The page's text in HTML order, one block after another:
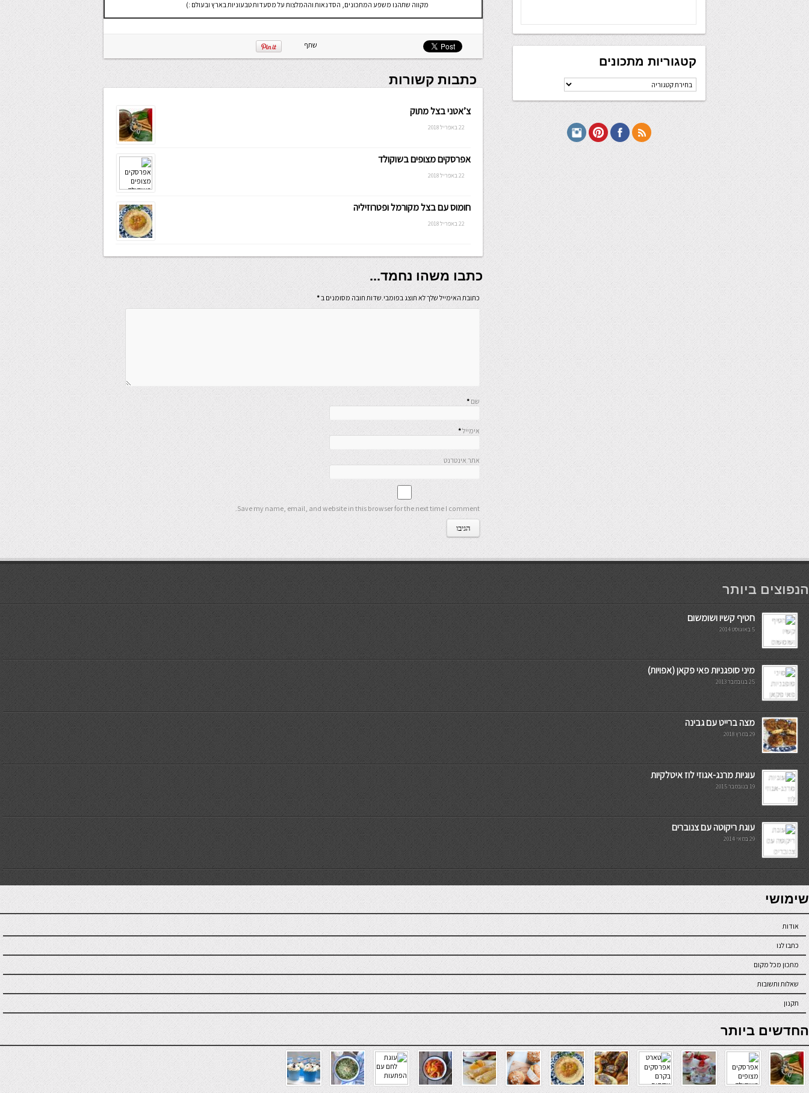
מקווה שתהנו משפע המתכונים, הסדנאות וההמלצות על מסעדות טבעוניות בארץ ובעולם :)
שתף
כתבות קשורות
צ’אטני בצל מתוק
22 באפריל 2018
אפרסקים מצופים בשוקולד
22 באפריל 2018
חומוס עם בצל מקורמל ופטרוזיליה
22 באפריל 2018
כתבו משהו נחמד...
כתובת האימייל שלך לא תוצג בפומבי.שדות חובה מסומנים ב*
שם *
אימייל*
אתר אינטרנט
Save my name, email, and website in this browser for the next time I comment.
קטגוריות מתכונים
קטגוריות
מתכונים
мостбет кг
הנפוצים ביותר
חטיף קשיו ושומשום
5 באוגוסט 2014
מיני סופגניות פאי פקאן (אפויות)
25 בנובמבר 2013
מצה ברייט עם גבינה
29 במרץ 2018
עוגיות מרנג-אגוזי לוז איטלקיות
19 בנובמבר 2015
עוגת ריקוטה עם צנוברים
29 במאי 2014
7slots
seriöse online casinos österreich
שימושי
אודות
כתבו לנו
מתכון מכל מקום
שאלות ותשובות
תקנון
online casino
החדשים ביותר